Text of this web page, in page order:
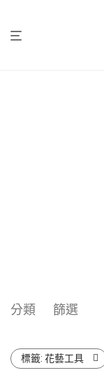
分類 篩選
標籤: 花藝工具